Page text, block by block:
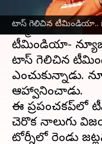
టాస్ గెలిచిన టీమిండియా..
వన్డేప్రపంచ కప్‌-
ధర్మశాలలోని
టీమిండియా-
టాస్ గెలిచిన
ఎంచుకున్నాడు.
ఆహ్వానించాడు.
ఈ ప్రపంచకప్‌లో
చెరొక నాలుగు
టోర్నీలో రెండు